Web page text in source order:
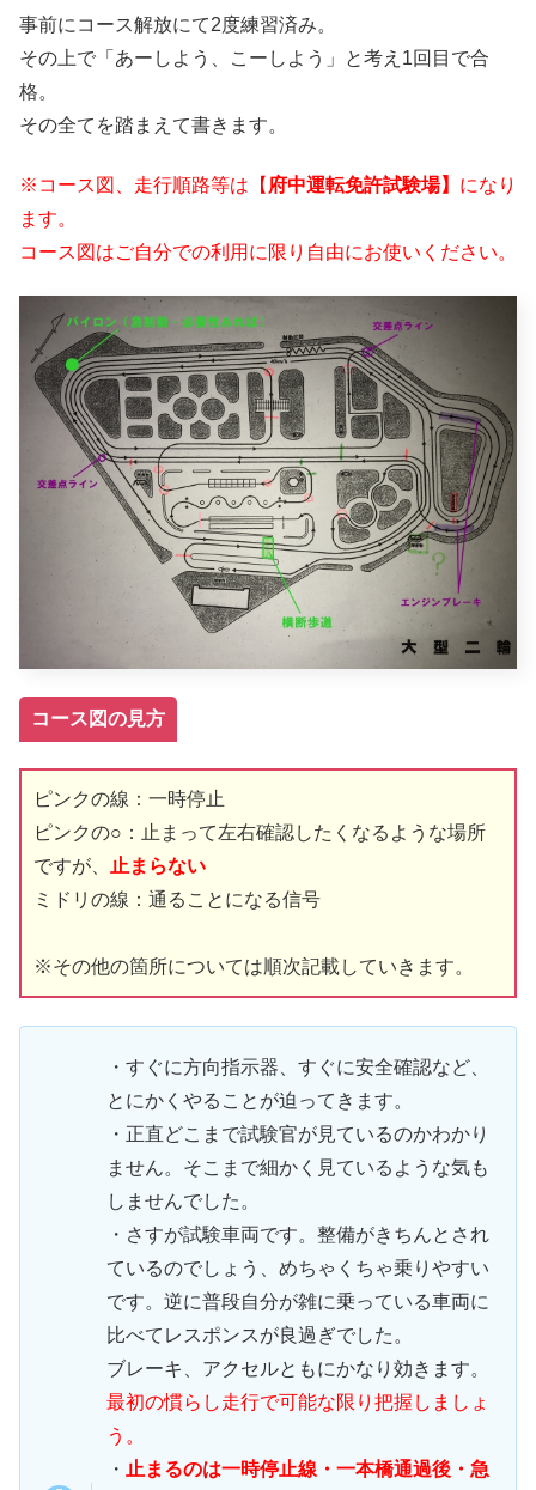
事前にコース解放にて2度練習済み。
その上で「あーしよう、こーしよう」と考え1回目で合
格。
その全てを踏まえて書きます。
※コース図、走行順路等は【 府中運転免許試験場】 になり
ます。
コース図はご自分での利用に限り自由にお使いください。
コース図の見方
ピンクの線：一時停止
ピンクの○：止まって左右確認したくなるような場所
ですが、
止まらない
ミドリの線：通ることになる信号
※その他の箇所については順次記載していきます。
・すぐに方向指示器、すぐに安全確認など、
とにかくやることが迫ってきます。
・正直どこまで試験官が見ているのかわかり
ません。そこまで細かく見ているような気も
しませんでした。
・さすが試験車両です。整備がきちんとされ
ているのでしょう、めちゃくちゃ乗りやすい
です。逆に普段自分が雑に乗っている車両に
比べてレスポンスが良過ぎでした。
ブレーキ、アクセルともにかなり効きます。
最初の慣らし走行で可能な限り把握しましょ
う。
・ 止まるのは一時停止線・一本橋通過後・急